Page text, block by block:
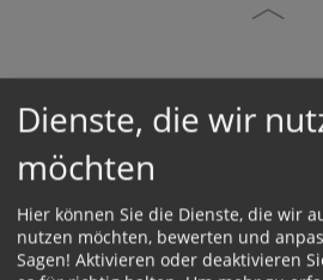
A
Dienste, die wir
möchten
Hier können Sie die Dienste, die wir
nutzen möchten, bewerten und
Sagen! Aktivieren oder deaktivieren